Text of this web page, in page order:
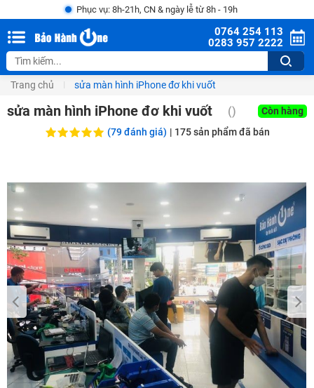
Phục vụ: 8h-21h, CN & ngày lễ từ 8h - 19h
0764 254 113
0283 957 2222
Trang chủ sửa màn hình iPhone đơ khi vuốt
sửa màn hình iPhone đơ khi vuốt ()
Còn hàng
(79 đánh giá) | 175sản phẩm đã bán